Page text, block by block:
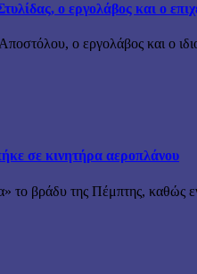
ο εργολάβος και ο
ο εργολάβος και ο
σε κινητήρα αεροπλάνου
το βράδυ της Πέμπτης, καθώς